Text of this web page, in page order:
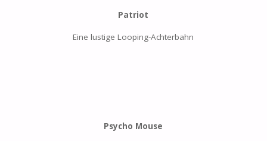
Patriot
Eine lustige Looping-Achterbahn
Psycho Mouse